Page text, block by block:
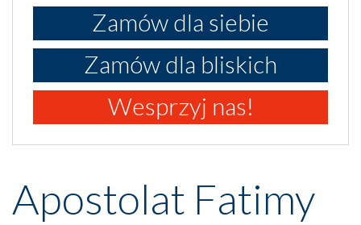
Zamów dla siebie
Zamów dla bliskich
Wesprzyj nas!
Apostolat Fatimy